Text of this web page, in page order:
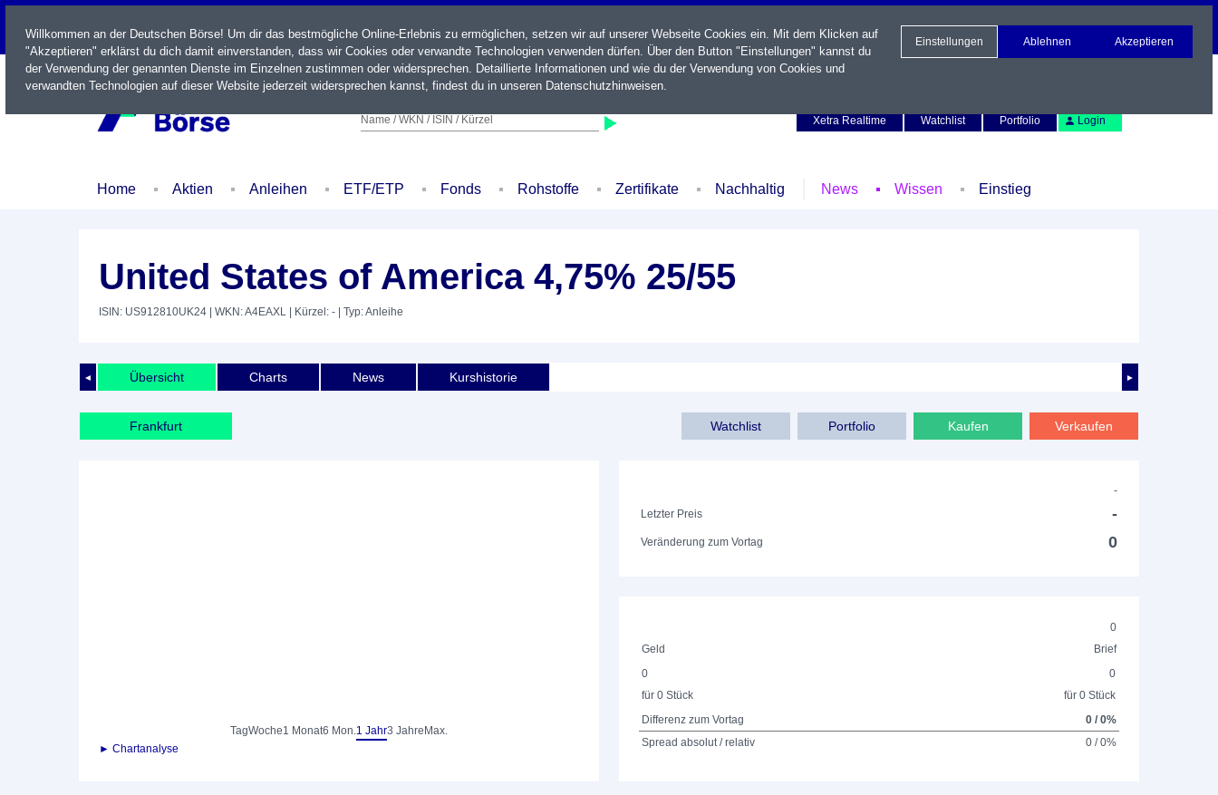
LIVE
Name / WKN / ISIN / Kürzel
Xetra Realtime
Watchlist Portfolio Login
Home Aktien Anleihen ETF/ETP Fonds Rohstoffe Zertifikate Nachhaltig News Wissen Einstieg
United States of America 4,75% 25/55
ISIN: US912810UK24 | WKN: A4EAXL | Kürzel: - | Typ: Anleihe
◄ ►
Übersicht Charts News Kurshistorie
Frankfurt Verkaufen
Kaufen
Portfolio
Watchlist
TagWoche1 Monat6 Mon.1 Jahr3 Jahre Max.
► Chartanalyse
-
Letzter Preis
-
Veränderung zum Vortag 0
0
Geld
Brief
0
für 0 Stück
0
für 0 Stück
Differenz zum Vortag
0 / 0%
Spread absolut / relativ
0 / 0%
Willkommen an der Deutschen Börse! Um dir das bestmögliche Online-Erlebnis zu ermöglichen, setzen wir auf unserer Webseite Cookies ein. Mit dem Klicken auf
"Akzeptieren" erklärst du dich damit einverstanden, dass wir Cookies oder verwandte Technologien verwenden dürfen. Über den Button "Einstellungen" kannst du
der Verwendung der genannten Dienste im Einzelnen zustimmen oder widersprechen. Detaillierte Informationen und wie du der Verwendung von Cookies und
verwandten Technologien auf dieser Website jederzeit widersprechen kannst, findest du in unseren Datenschutzhinweisen.
Einstellungen Ablehnen Akzeptieren